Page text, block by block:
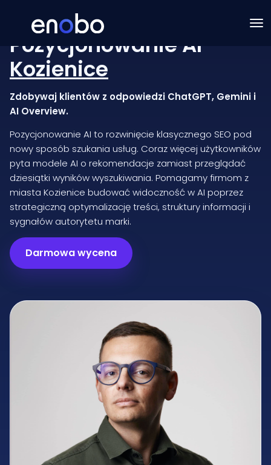
Pozycjonowanie AI
Kozienice
Zdobywaj klientów z odpowiedzi ChatGPT, Gemini i
AI Overview.
Pozycjonowanie AI to rozwinięcie klasycznego SEO pod
nowy sposób szukania usług. Coraz więcej użytkowników
pyta modele AI o rekomendacje zamiast przeglądać
dziesiątki wyników wyszukiwania. Pomagamy firmom z
miasta Kozienice budować widoczność w AI poprzez
strategiczną optymalizację treści, struktury informacji i
sygnałów autorytetu marki.
Darmowa wycena